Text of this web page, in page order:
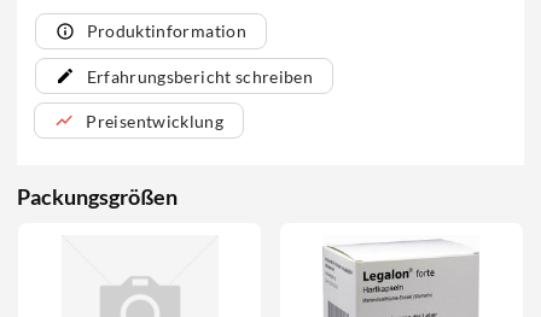
Produktinformation
Erfahrungsbericht schreiben
Preisentwicklung
Packungsgrößen